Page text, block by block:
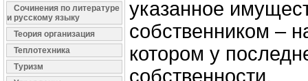
Сочинения по литературе
и русскому языку
Теория организация
Теплотехника
Туризм
указанное
собственником –
котором у
собственности.